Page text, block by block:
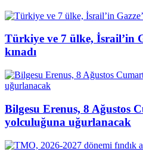
Türkiye ve 7 ülke, İsrail’in
kınadı
Bilgesu Erenus, 8 Ağustos
yolculuğuna uğurlanacak